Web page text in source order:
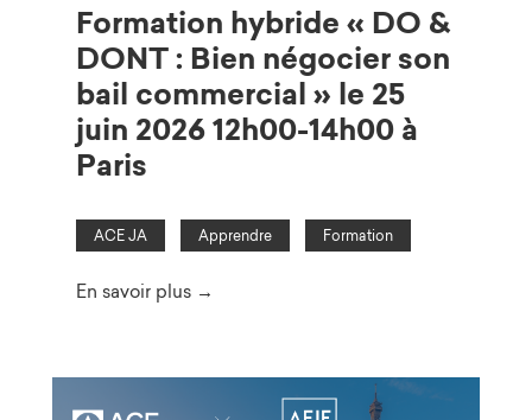
Formation hybride « DO &
DONT : Bien négocier son
bail commercial » le 25
juin 2026 12h00-14h00 à
Paris
ACE JA Apprendre Formation
En savoir plus →